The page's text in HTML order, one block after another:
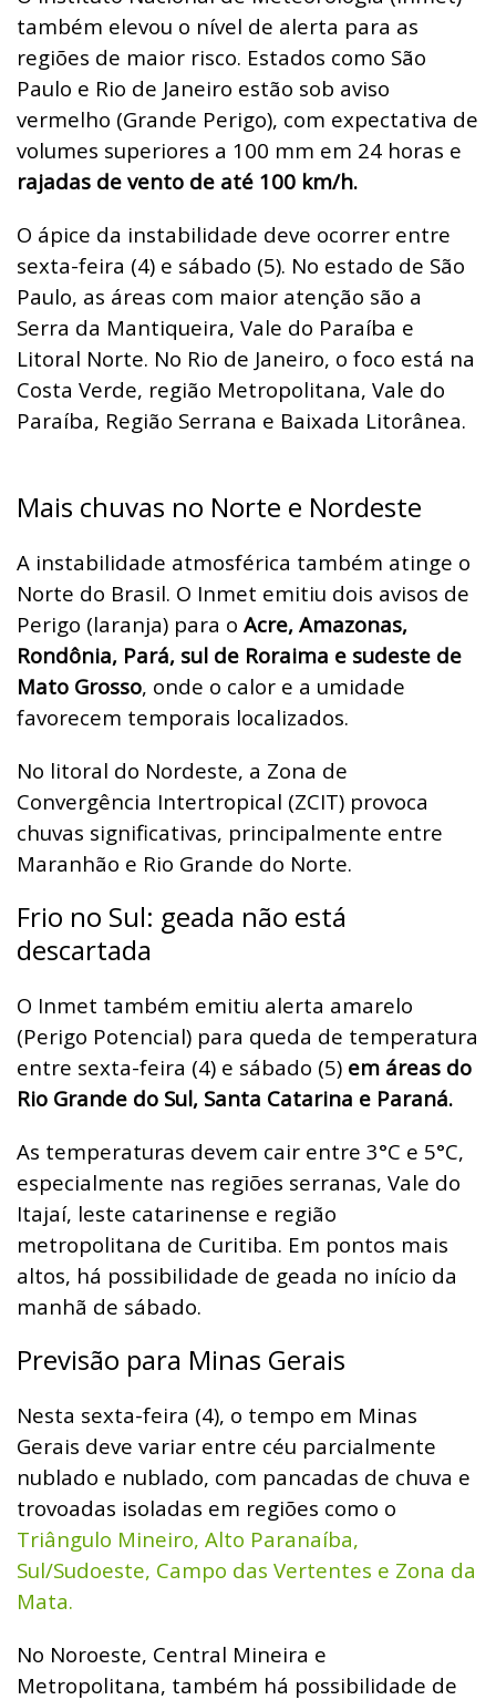
também elevou o nível de alerta para as
regiões de maior risco. Estados como São
Paulo e Rio de Janeiro estão sob aviso
vermelho (Grande Perigo), com expectativa de
volumes superiores a 100 mm em 24 horas e
rajadas de vento de até 100 km/h.
O ápice da instabilidade deve ocorrer entre
sexta-feira (4) e sábado (5). No estado de São
Paulo, as áreas com maior atenção são a
Serra da Mantiqueira, Vale do Paraíba e
Litoral Norte. No Rio de Janeiro, o foco está na
Costa Verde, região Metropolitana, Vale do
Paraíba, Região Serrana e Baixada Litorânea.
Mais chuvas no Norte e Nordeste
A instabilidade atmosférica também atinge o
Norte do Brasil. O Inmet emitiu dois avisos de
Perigo (laranja) para o Acre, Amazonas,
Rondônia, Pará, sul de Roraima e sudeste de
Mato Grosso, onde o calor e a umidade
favorecem temporais localizados.
No litoral do Nordeste, a Zona de
Convergência Intertropical (ZCIT) provoca
chuvas significativas, principalmente entre
Maranhão e Rio Grande do Norte.
Frio no Sul: geada não está
descartada
O Inmet também emitiu alerta amarelo
(Perigo Potencial) para queda de temperatura
entre sexta-feira (4) e sábado (5) em áreas do
Rio Grande do Sul, Santa Catarina e Paraná.
As temperaturas devem cair entre 3°C e 5°C,
especialmente nas regiões serranas, Vale do
Itajaí, leste catarinense e região
metropolitana de Curitiba. Em pontos mais
altos, há possibilidade de geada no início da
manhã de sábado.
Previsão para Minas Gerais
Nesta sexta-feira (4), o tempo em Minas
Gerais deve variar entre céu parcialmente
nublado e nublado, com pancadas de chuva e
trovoadas isoladas em regiões como o
Triângulo Mineiro, Alto Paranaíba,
Sul/Sudoeste, Campo das Vertentes e Zona da
Mata.
No Noroeste, Central Mineira e
Metropolitana, também há possibilidade de